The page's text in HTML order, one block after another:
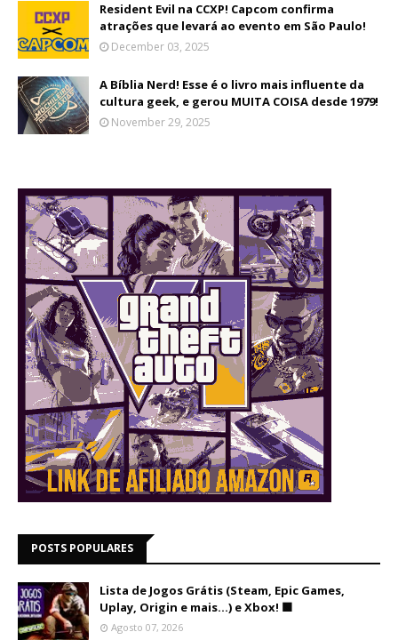
Resident Evil na CCXP! Capcom confirma
atrações que levará ao evento em São Paulo!
December 03, 2025
A Bíblia Nerd! Esse é o livro mais influente da
cultura geek, e gerou MUITA COISA desde 1979!
November 29, 2025
POSTS POPULARES
Lista de Jogos Grátis (Steam, Epic Games,
Uplay, Origin e mais...) e Xbox! 🟩
Agosto 07, 2026